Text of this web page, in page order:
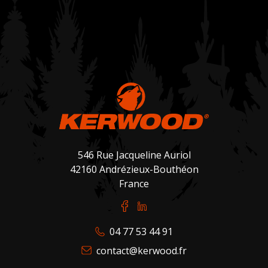
546 Rue Jacqueline Auriol
42160 Andrézieux-Bouthéon
France
04 77 53 44 91
contact@kerwood.fr